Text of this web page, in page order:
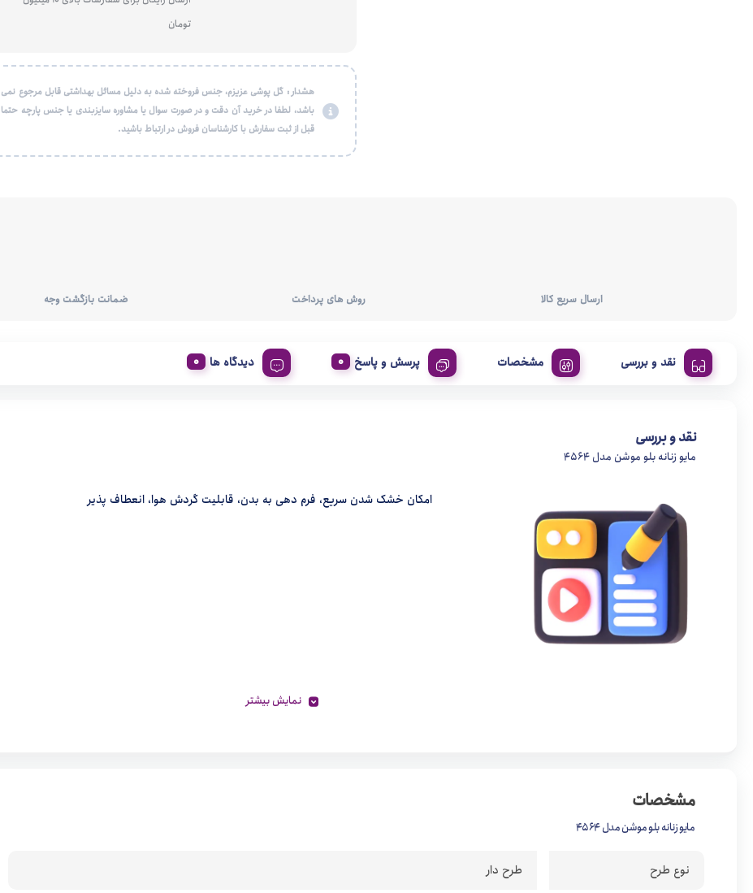
تومان
هشدار : گل پوشی عزیزم، جنس فروخته شده به دلیل مسائل بهداشتی قابل مرجوع نمی
باشد، لطفا در خرید آن دقت و در صورت سوال یا مشاوره سایزبندی یا جنس پارچه حتما
قبل از ثبت سفارش با کارشناسان فروش در ارتباط باشید.
ارسال سریع کالا روش های پرداخت ضمانت بازگشت وجه
نقد و بررسی مشخصات پرسش و پاسخ دیدگاه ها
نقد و بررسی
مایو زنانه بلو موشن مدل 4564
امکان خشک شدن سریع، فرم دهی به بدن، قابلیت گردش هوا، انعطاف پذیر
نمایش بیشتر
مشخصات
مایو زنانه بلو موشن مدل 4564
نوع طرح طرح دار